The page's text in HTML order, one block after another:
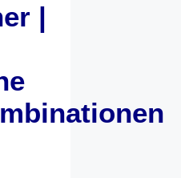
|